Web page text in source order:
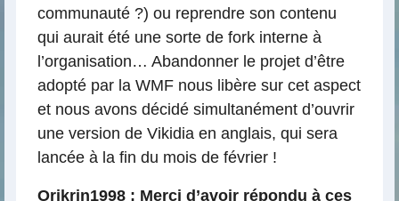
communauté ?) ou reprendre son contenu
qui aurait été une sorte de fork interne à
l’organisation… Abandonner le projet d’être
adopté par la WMF nous libère sur cet aspect
et nous avons décidé simultanément d’ouvrir
une version de Vikidia en anglais, qui sera
lancée à la fin du mois de février !
Orikrin1998 : Merci d’avoir répondu à ces